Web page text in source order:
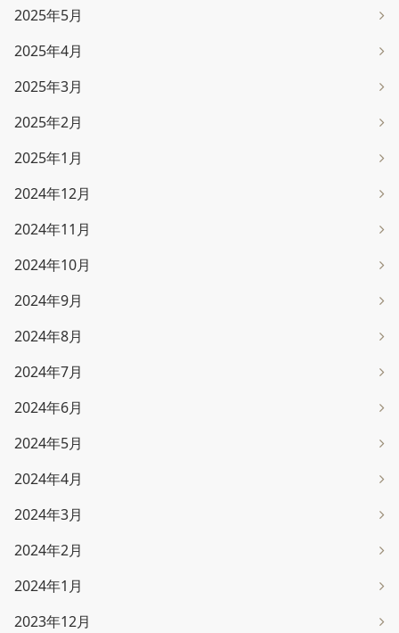
2025年5月
2025年4月
2025年3月
2025年2月
2025年1月
2024年12月
2024年11月
2024年10月
2024年9月
2024年8月
2024年7月
2024年6月
2024年5月
2024年4月
2024年3月
2024年2月
2024年1月
2023年12月